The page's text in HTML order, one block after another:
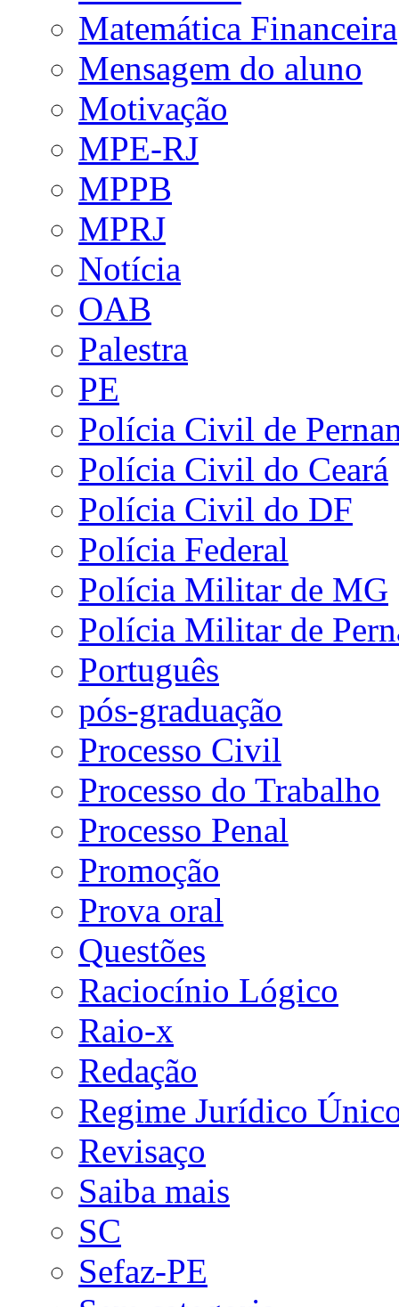
Matemática Financeira
Mensagem do aluno
Motivação
MPE-RJ
MPPB
MPRJ
Notícia
OAB
Palestra
PE
Polícia Civil de
Polícia Civil do Ceará
Polícia Civil do DF
Polícia Federal
Polícia Militar de MG
Polícia Militar de
Português
pós-graduação
Processo Civil
Processo do Trabalho
Processo Penal
Promoção
Prova oral
Questões
Raciocínio Lógico
Raio-x
Redação
Regime Jurídico
Revisaço
Saiba mais
SC
Sefaz-PE